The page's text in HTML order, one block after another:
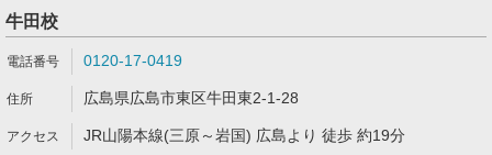
牛田校
0120-17-0419
広島県広島市東区牛田東2-1-28
JR山陽本線(三原～岩国) 広島より 徒歩 約19分